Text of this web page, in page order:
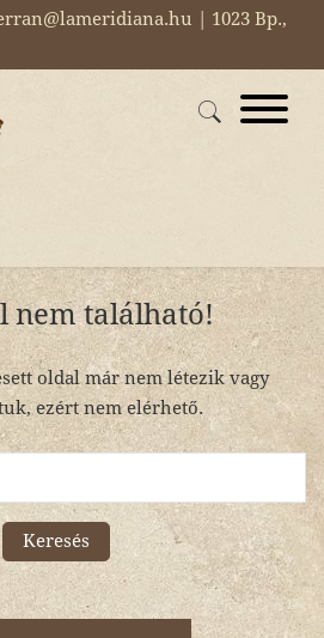
| 1023 Bp.,
nem található!
oldal már nem létezik vagy
ezért nem elérhető.
Keresés